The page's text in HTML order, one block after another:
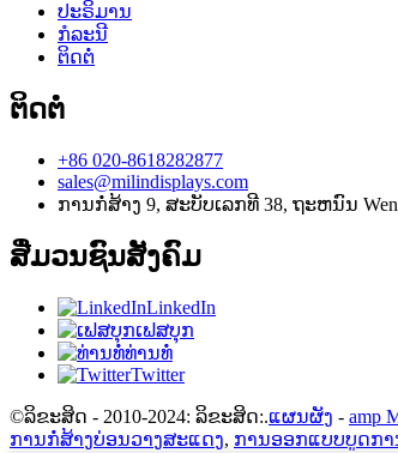
ປະຣິມານ
ກໍລະນີ
ຕິດຕໍ່
ຕິດຕໍ່
+86 020-8618282877
sales@milindisplays.com
ການກໍ່ສ້າງ 9, ສະບັບເລກທີ 38, ຖະຫນົນ
ສື່ມວນຊົນສັງຄົມ
LinkedIn
ເຟສບຸກ
ທ່ານທໍ່
Twitter
©ລິຂະສິດ - 2010-2024: ລິຂະສິດ:.ແຜນຜັງ - amp
ການກໍ່ສ້າງບ່ອນວາງສະແດງ, ການອອກແບບບູດກ